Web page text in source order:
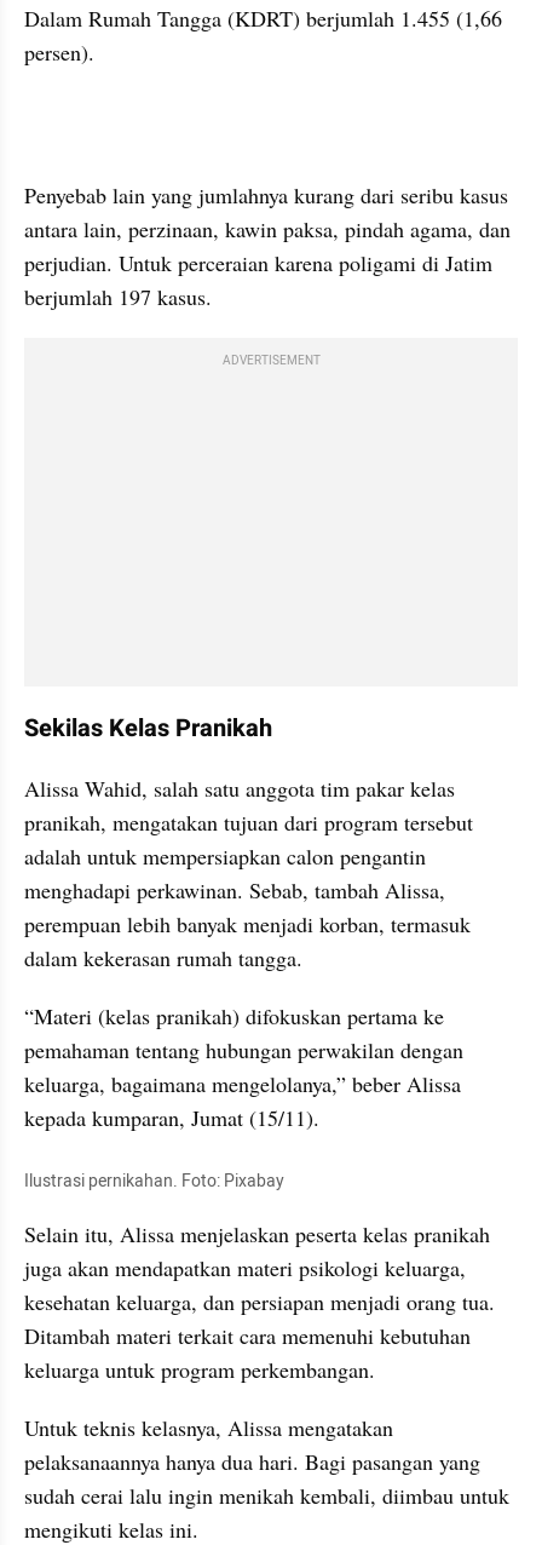
Dalam Rumah Tangga (KDRT) berjumlah 1.455 (1,66
persen).
Penyebab lain yang jumlahnya kurang dari seribu kasus
antara lain, perzinaan, kawin paksa, pindah agama, dan
perjudian. Untuk perceraian karena poligami di Jatim
berjumlah 197 kasus.
ADVERTISEMENT
Sekilas Kelas Pranikah
Alissa Wahid, salah satu anggota tim pakar kelas
pranikah, mengatakan tujuan dari program tersebut
adalah untuk mempersiapkan calon pengantin
menghadapi perkawinan. Sebab, tambah Alissa,
perempuan lebih banyak menjadi korban, termasuk
dalam kekerasan rumah tangga.
“Materi (kelas pranikah) difokuskan pertama ke
pemahaman tentang hubungan perwakilan dengan
keluarga, bagaimana mengelolanya,” beber Alissa
kepada kumparan, Jumat (15/11).
Ilustrasi pernikahan. Foto: Pixabay
Selain itu, Alissa menjelaskan peserta kelas pranikah
juga akan mendapatkan materi psikologi keluarga,
kesehatan keluarga, dan persiapan menjadi orang tua.
Ditambah materi terkait cara memenuhi kebutuhan
keluarga untuk program perkembangan.
Untuk teknis kelasnya, Alissa mengatakan
pelaksanaannya hanya dua hari. Bagi pasangan yang
sudah cerai lalu ingin menikah kembali, diimbau untuk
mengikuti kelas ini.